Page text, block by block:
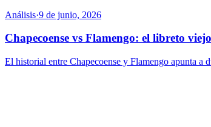
Análisis·9 de junio, 2026
Chapecoense vs Flamengo: el libreto
El historial entre Chapecoense y Flamengo apunta a